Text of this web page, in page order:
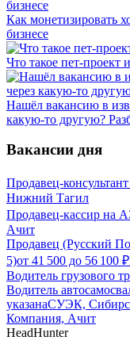
Как монетизировать
бизнесе
Что такое пет-проект
Нашёл вакансию в
какую-то другую?
Вакансии дня
Продавец-
Нижний Тагил
Продавец-кассир на
Ачит
Продавец (Русский
5)от 41 500 до 56 100 ₽
Водитель грузового
Водитель
указанаСУЭК,
Компания, Ачит
HeadHunter